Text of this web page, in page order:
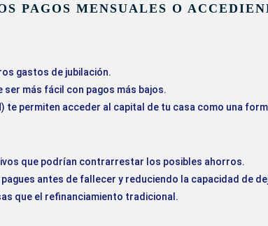
PAGOS MENSUALES O
gastos de jubilación.
más fácil con pagos más bajos.
te permiten acceder al capital de tu casa como una
que podrían contrarrestar los posibles ahorros.
antes de fallecer y reduciendo la capacidad de
que el refinanciamiento tradicional.